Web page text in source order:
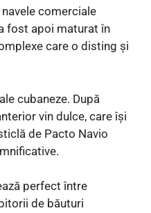
comerciale
fost apoi maturat în
care o disting și
cubaneze. După
vin dulce, care își
de Pacto Navio
perfect între
de băuturi